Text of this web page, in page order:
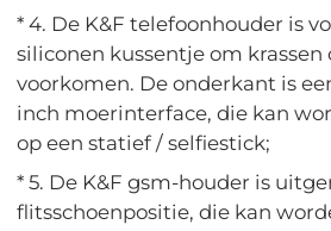
* 4. De K&F telefoonhouder is
siliconen kussentje om
voorkomen. De onderkant is
inch moerinterface, die kan
op een statief / selfiestick;
* 5. De K&F gsm-houder is
flitsschoenpositie, die kan